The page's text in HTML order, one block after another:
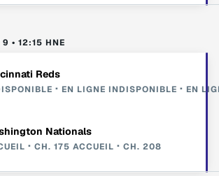
• 12:15 HNE
Reds
EN LIGNE INDISPONIBLE EN
Nationals
CH. 175 ACCUEIL CH. 208